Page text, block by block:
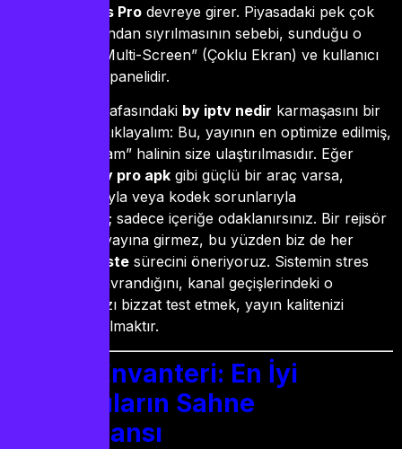
IPTV Smarters Pro devreye girer. Piyasadaki pek çok
alternatif arasından sıyrılmasının sebebi, sunduğu o
profesyonel “Multi-Screen” (Çoklu Ekran) ve kullanıcı
dostu yönetim panelidir.
Kullanıcıların kafasındaki by iptv nedir karmaşasını bir
reji terimiyle açıklayalım: Bu, yayının en optimize edilmiş,
kayıpsız ve “ham” halinin size ulaştırılmasıdır. Eğer
by iptv pro apk gibi güçlü bir araç varsa,
yayının bit hızıyla veya kodek sorunlarıyla
uğraşmazsınız; sadece içeriğe odaklanırsınız. Bir rejisör
asla provasız yayına girmez, bu yüzden biz de her
iptv teste sürecini öneriyoruz. Sistemin stres
altında nasıl davrandığını, kanal geçişlerindeki o
milisaniyelik hızı bizzat test etmek, yayın kalitenizi
garanti altına almaktır.
Reji Envanteri: En İyi
Oynatıcıların Sahne
Performansı